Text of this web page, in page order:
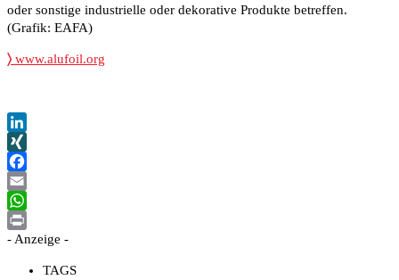
oder sonstige industrielle oder dekorative Produkte betreffen.
(Grafik: EAFA)
〉 www.alufoil.org
LinkedIn
XING
Facebook
Email
WhatsApp
Print
- Anzeige -
TAGS